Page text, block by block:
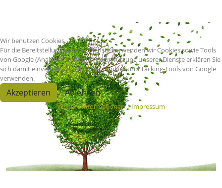
Wir benutzen Cookies
Für die Bereitstellung unserer Dienste verwenden wir Cookies sowie Tools
von Google (Analytics, Fonts). Mit der Nutzung unserer Dienste erklären Sie
sich damit einverstanden, dass wir Cookies und Tacking-Tools von Google
verwenden.
Akzeptieren Ablehnen
Weitere Informationen|Impressum